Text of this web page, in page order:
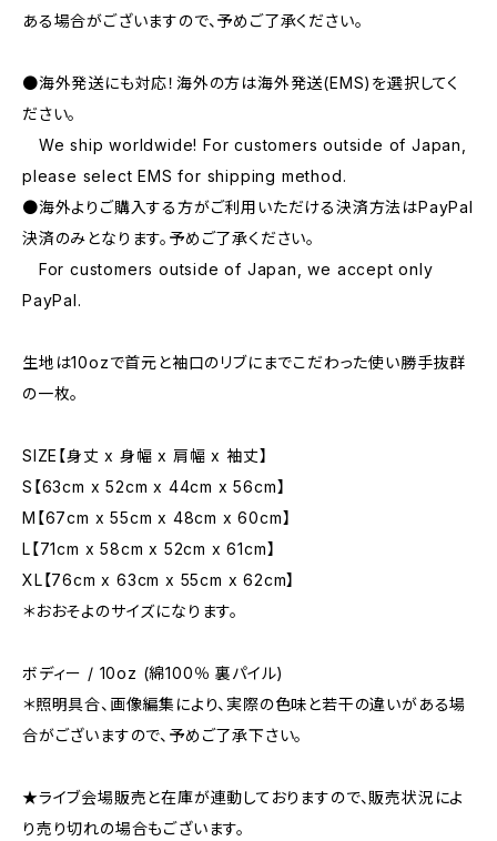
ある場合がございますので、予めご了承ください。
●海外発送にも対応！海外の方は海外発送(EMS)を選択してく
ださい。
We ship worldwide! For customers outside of Japan,
please select EMS for shipping method.
●海外よりご購入する方がご利用いただける決済方法はPayPal
決済のみとなります。予めご了承ください。
For customers outside of Japan, we accept only
PayPal.
生地は10ozで首元と袖口のリブにまでこだわった使い勝手抜群
の一枚。
SIZE【身丈 x 身幅 x 肩幅 x 袖丈】
S【63cm x 52cm x 44cm x 56cm】
M【67cm x 55cm x 48cm x 60cm】
L【71cm x 58cm x 52cm x 61cm】
XL【76cm x 63cm x 55cm x 62cm】
＊おおそよのサイズになります。
ボディー / 10oz (綿100％ 裏パイル)
＊照明具合、画像編集により、実際の色味と若干の違いがある場
合がございますので、予めご了承下さい。
★ライブ会場販売と在庫が連動しておりますので、販売状況によ
り売り切れの場合もございます。